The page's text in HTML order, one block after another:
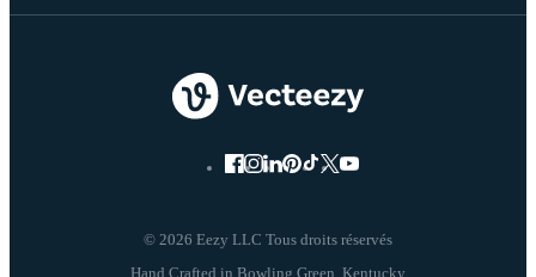
© 2026 Eezy LLC Tous droits réservés